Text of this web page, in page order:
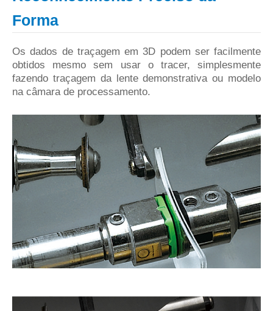
Forma
Os dados de traçagem em 3D podem ser facilmente
obtidos mesmo sem usar o tracer, simplesmente
fazendo traçagem da lente demonstrativa ou modelo
na câmara de processamento.